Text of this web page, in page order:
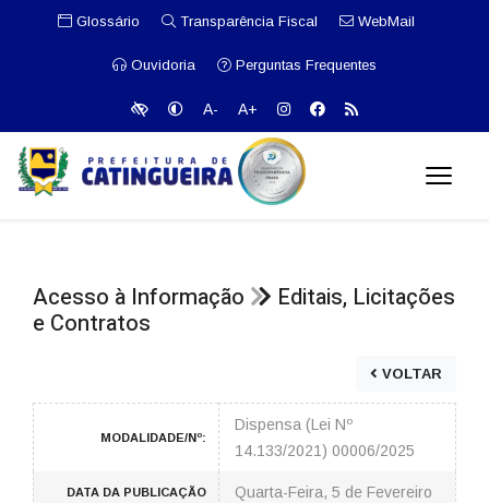
Glossário Transparência Fiscal WebMail
Ouvidoria Perguntas Frequentes
A- A+
Acesso à Informação
Editais, Licitações
e Contratos
VOLTAR
MODALIDADE/Nº:
Dispensa (Lei Nº
14.133/2021) 00006/2025
DATA DA PUBLICAÇÃO
Quarta-Feira, 5 de Fevereiro